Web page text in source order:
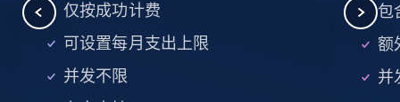
15.6K+ 1.6K+
仅按成功计费
可设置每月支出上限
并发不限
包
额
并